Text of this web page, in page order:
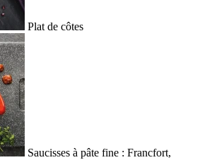
Plat de côtes
Saucisses à pâte fine : Francfort,